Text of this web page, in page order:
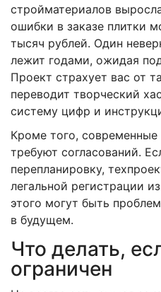
стройматериалов
ошибки в заказе плитки
тысяч рублей. Один
лежит годами, ожидая
Проект страхует вас от
переводит творческий
систему цифр и
Кроме того,
требуют согласований.
перепланировку,
легальной регистрации
этого могут быть
в будущем.
Что делать,
ограничен